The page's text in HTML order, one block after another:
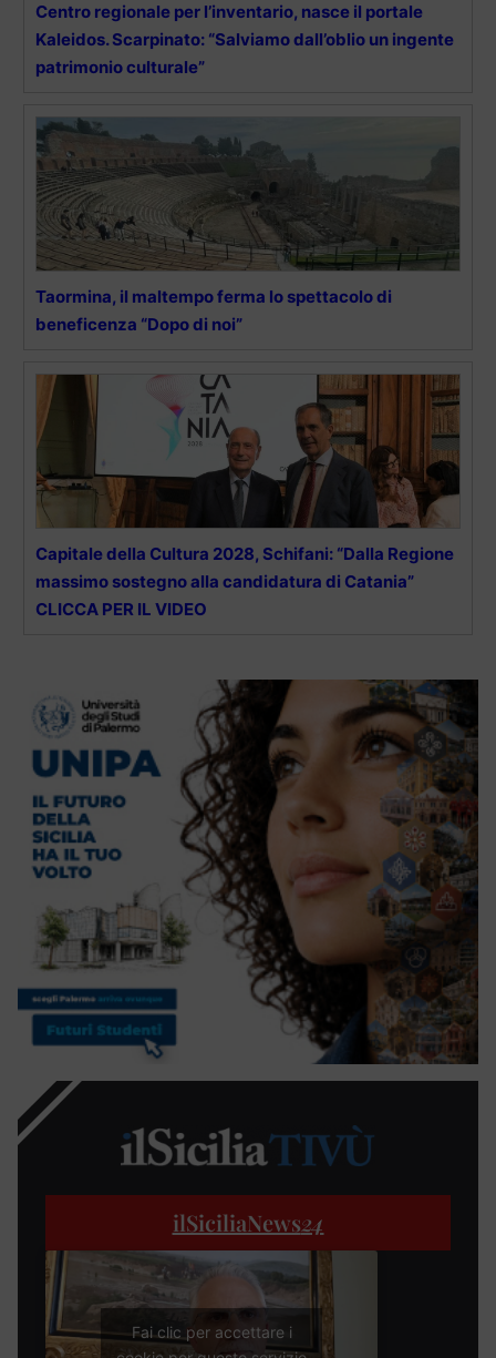
Centro regionale per l’inventario, nasce il portale
Kaleidos. Scarpinato: “Salviamo dall’oblio un ingente
patrimonio culturale”
Taormina, il maltempo ferma lo spettacolo di
beneficenza “Dopo di noi”
Capitale della Cultura 2028, Schifani: “Dalla Regione
massimo sostegno alla candidatura di Catania”
CLICCA PER IL VIDEO
ilSiciliaNews24
Fai clic per accettare i